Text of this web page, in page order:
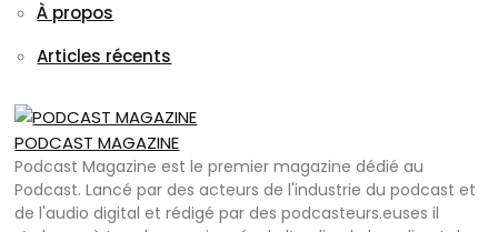
À propos
Articles récents
PODCAST MAGAZINE
Podcast Magazine est le premier magazine dédié au
Podcast. Lancé par des acteurs de l'industrie du podcast et
de l'audio digital et rédigé par des podcasteurs.euses il